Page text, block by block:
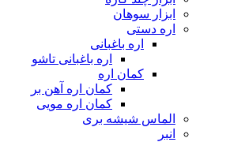
ابزار سوهان
اره دستی
اره باغبانی
اره باغبانی تاشو
کمان اره
کمان اره آهن بر
کمان اره مویی
الماس شیشه بری
انبر